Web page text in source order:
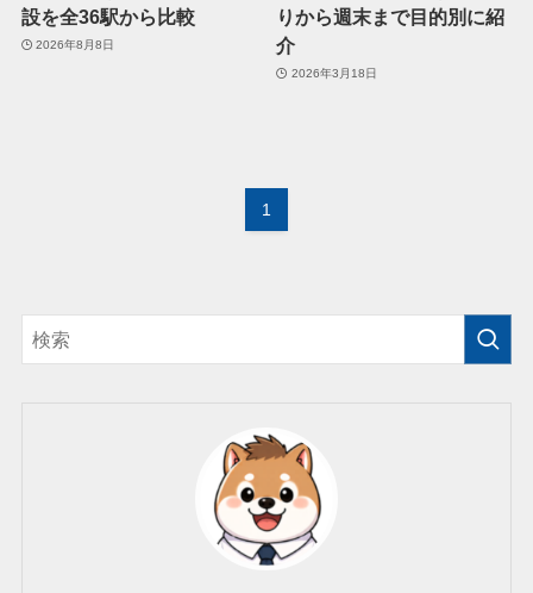
設を全36駅から比較
2026年8月8日
りから週末まで目的別に紹
介
2026年3月18日
1